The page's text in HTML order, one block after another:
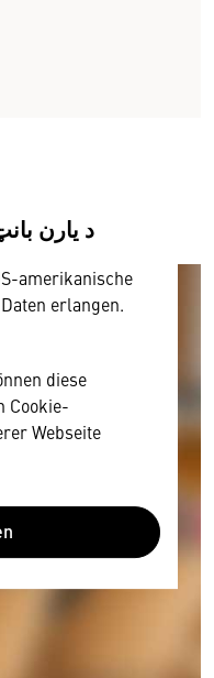
د یارن
externen
wir allerdings
US-
dem EU-
Schutzniveau
amerikanische
erlangen.
diese
Cookie-
Webseite